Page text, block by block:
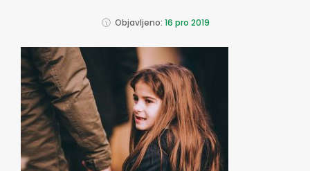
Objavljeno: 16 pro 2019